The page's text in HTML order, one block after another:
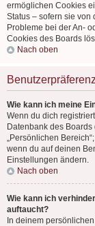
ermöglichen Cookies
Status – sofern sie von
Probleme bei der An-
Cookies des Boards
Nach oben
Wie kann ich meine
Wenn du dich
Datenbank des
„Persönlichen
wenn du auf deinen
Einstellungen ändern.
Nach oben
Wie kann ich
auftaucht?
In deinem